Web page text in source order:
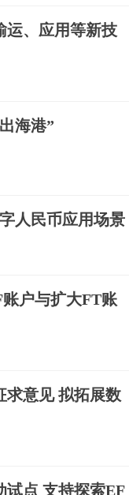
运、应用等新技
海港”
人民币应用场景
户与扩大FT账
求意见 拟拓展数
试点 支持探索EF